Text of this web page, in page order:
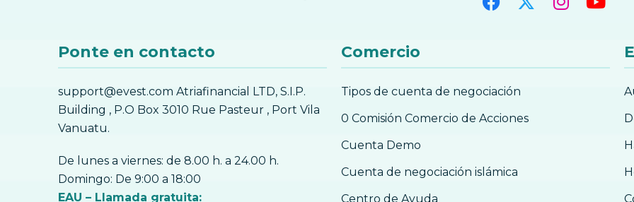
Ponte en contacto
support@evest.com Atriafinancial LTD, S.I.P.
Building , P.O Box 3010 Rue Pasteur , Port Vila
Vanuatu.
De lunes a viernes: de 8.00 h. a 24.00 h.
Domingo: De 9:00 a 18:00
EAU – Llamada gratuita:
Comercio
Tipos de cuenta de negociación
0 Comisión Comercio de Acciones
Cuenta Demo
Cuenta de negociación islámica
Centro de Ayuda